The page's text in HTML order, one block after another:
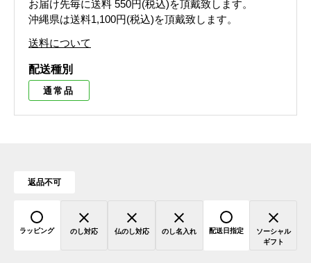
お届け先毎に送料 550円(税込)を頂戴致します。
沖縄県は送料1,100円(税込)を頂戴致します。
送料について
配送種別
通常品
返品不可
ラッピング のし対応 仏のし対応 のし名入れ 配送日指定
ソーシャル
ギフト